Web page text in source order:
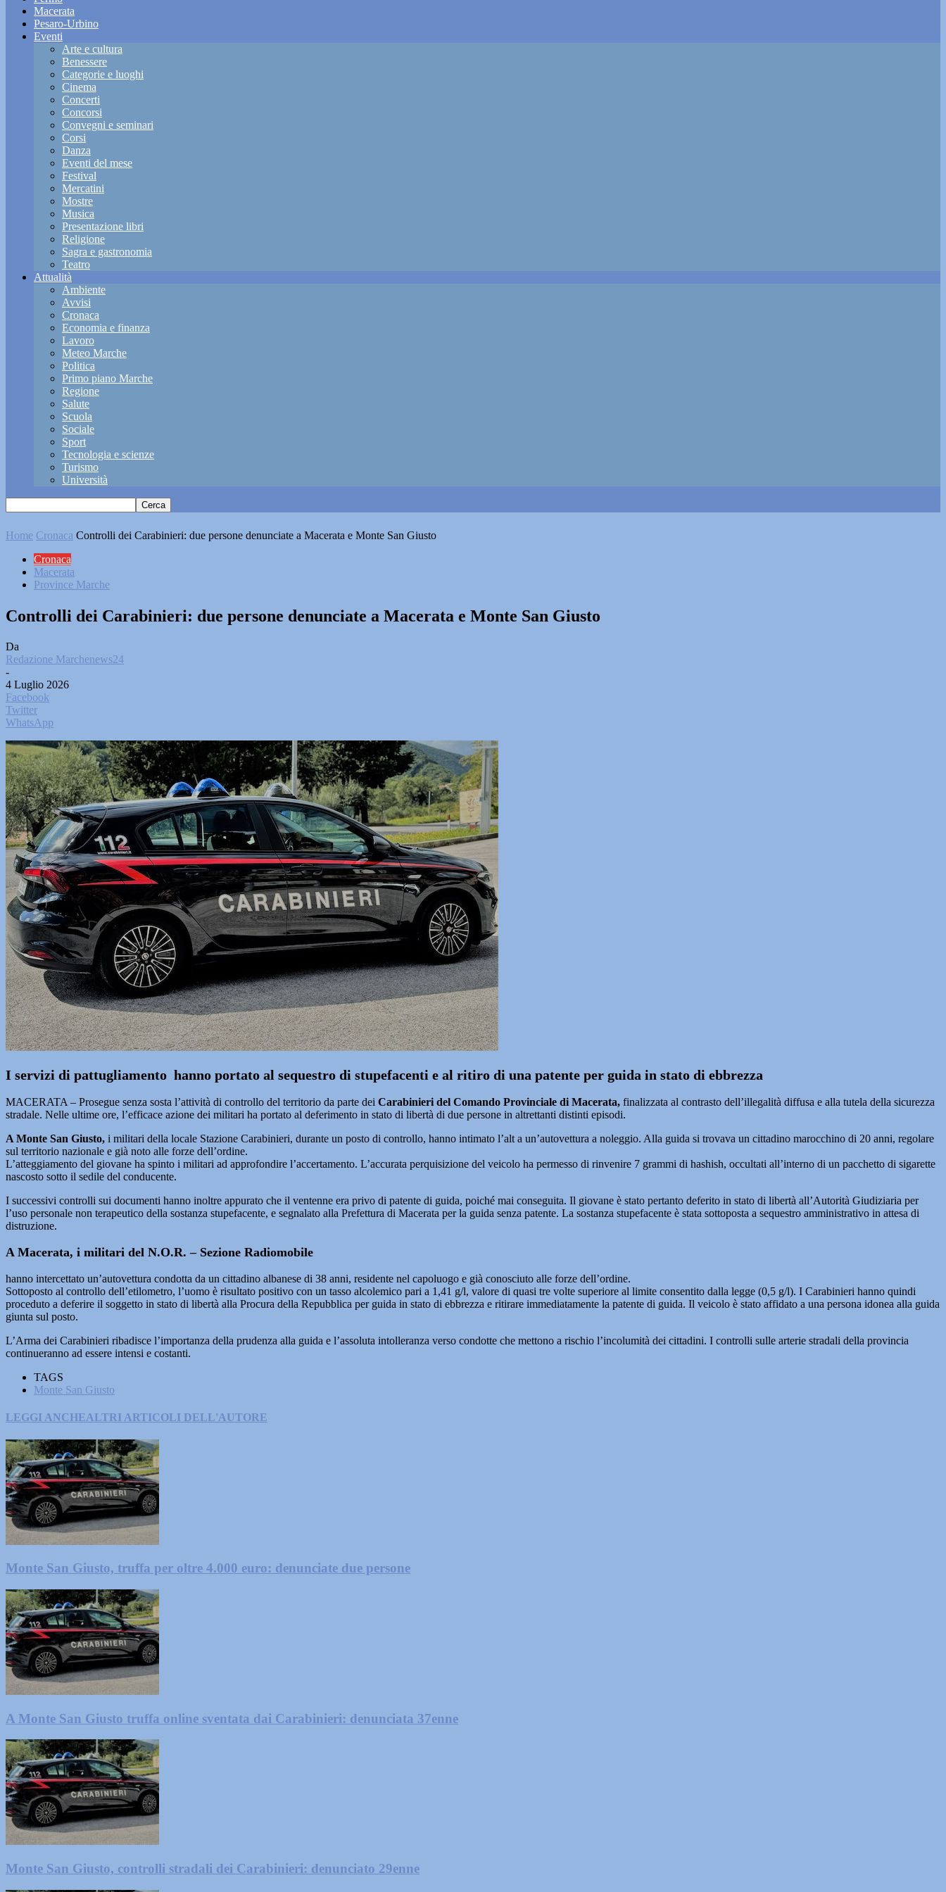
Macerata
Pesaro-Urbino
Eventi
Arte e cultura
Benessere
Categorie e luoghi
Cinema
Concerti
Concorsi
Convegni e seminari
Corsi
Danza
Eventi del mese
Festival
Mercatini
Mostre
Musica
Presentazione libri
Religione
Sagra e gastronomia
Teatro
Attualità
Ambiente
Avvisi
Cronaca
Economia e finanza
Lavoro
Meteo Marche
Politica
Primo piano Marche
Regione
Salute
Scuola
Sociale
Sport
Tecnologia e scienze
Turismo
Università
Home Cronaca Controlli dei Carabinieri: due persone denunciate a Macerata e Monte San Giusto
Cronaca
Macerata
Province Marche
Controlli dei Carabinieri: due persone denunciate a Macerata e Monte San Giusto
Da
Redazione Marchenews24
-
4 Luglio 2026
Facebook
Twitter
WhatsApp
I servizi di pattugliamento hanno portato al sequestro di stupefacenti e al ritiro di una patente per guida in stato di ebbrezza
MACERATA – Prosegue senza sosta l’attività di controllo del territorio da parte dei Carabinieri del Comando Provinciale di Macerata, finalizzata al contrasto dell’illegalità diffusa e alla tutela della sicurezza
stradale. Nelle ultime ore, l’efficace azione dei militari ha portato al deferimento in stato di libertà di due persone in altrettanti distinti episodi.
A Monte San Giusto, i militari della locale Stazione Carabinieri, durante un posto di controllo, hanno intimato l’alt a un’autovettura a noleggio. Alla guida si trovava un cittadino marocchino di 20 anni, regolare
sul territorio nazionale e già noto alle forze dell’ordine.
L’atteggiamento del giovane ha spinto i militari ad approfondire l’accertamento. L’accurata perquisizione del veicolo ha permesso di rinvenire 7 grammi di hashish, occultati all’interno di un pacchetto di sigarette
nascosto sotto il sedile del conducente.
I successivi controlli sui documenti hanno inoltre appurato che il ventenne era privo di patente di guida, poiché mai conseguita. Il giovane è stato pertanto deferito in stato di libertà all’Autorità Giudiziaria per
l’uso personale non terapeutico della sostanza stupefacente, e segnalato alla Prefettura di Macerata per la guida senza patente. La sostanza stupefacente è stata sottoposta a sequestro amministrativo in attesa di
distruzione.
A Macerata, i militari del N.O.R. – Sezione Radiomobile
hanno intercettato un’autovettura condotta da un cittadino albanese di 38 anni, residente nel capoluogo e già conosciuto alle forze dell’ordine.
Sottoposto al controllo dell’etilometro, l’uomo è risultato positivo con un tasso alcolemico pari a 1,41 g/l, valore di quasi tre volte superiore al limite consentito dalla legge (0,5 g/l). I Carabinieri hanno quindi
proceduto a deferire il soggetto in stato di libertà alla Procura della Repubblica per guida in stato di ebbrezza e ritirare immediatamente la patente di guida. Il veicolo è stato affidato a una persona idonea alla guida
giunta sul posto.
L’Arma dei Carabinieri ribadisce l’importanza della prudenza alla guida e l’assoluta intolleranza verso condotte che mettono a rischio l’incolumità dei cittadini. I controlli sulle arterie stradali della provincia
continueranno ad essere intensi e costanti.
TAGS
Monte San Giusto
LEGGI ANCHEALTRI ARTICOLI DELL'AUTORE
Monte San Giusto, truffa per oltre 4.000 euro: denunciate due persone
A Monte San Giusto truffa online sventata dai Carabinieri: denunciata 37enne
Monte San Giusto, controlli stradali dei Carabinieri: denunciato 29enne